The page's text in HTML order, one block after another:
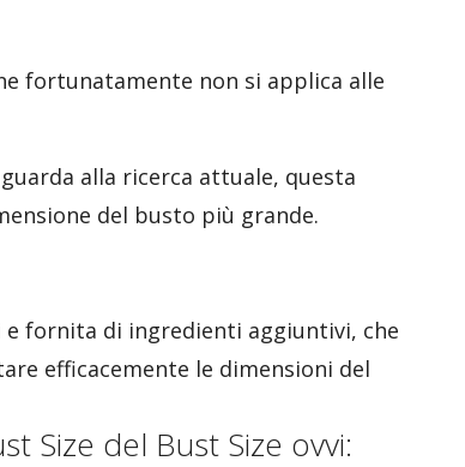
fortunatamente non si applica alle
alla ricerca attuale, questa
del busto più grande.
fornita di ingredienti aggiuntivi, che
efficacemente le dimensioni del
Size del Bust Size ovvi: